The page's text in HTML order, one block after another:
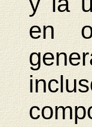
en